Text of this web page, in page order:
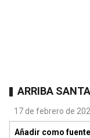
ARRIBA
17 de febrero de
Añadir como